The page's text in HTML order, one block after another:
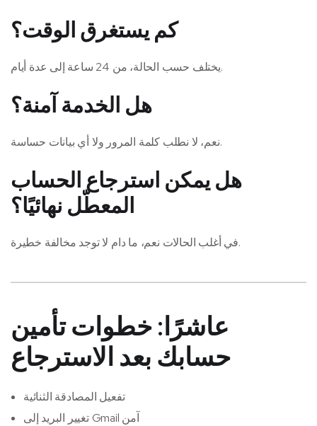
كم يستغرق الوقت؟
يختلف حسب الحالة، من 24 ساعة إلى عدة أيام.
هل الخدمة آمنة؟
نعم، لا نطلب كلمة المرور ولا أي بيانات حساسة.
هل يمكن استرجاع الحساب
المعطّل نهائيًا؟
في أغلب الحالات نعم، ما دام لا توجد مخالفة خطيرة.
عاشرًا: خطوات تأمين
حسابك بعد الاسترجاع
تفعيل المصادقة الثنائية
تغيير البريد إلى Gmail آمن